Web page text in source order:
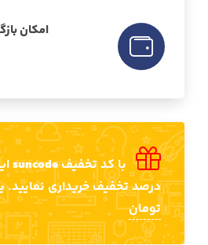
امکان
با کد تخفیفsuncode
درصد تخفیف خریداری
تومان